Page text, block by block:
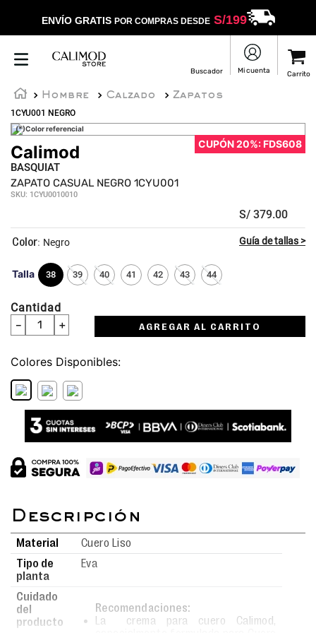
ENVÍO GRATIS POR COMPRAS DESDES/199
Hombre Calzado
Zapatos
1CYU001 NEGRO
(*)Color referencial
CUPÓN 20%: FDS608
Calimod
BASQUIAT
ZAPATO CASUAL NEGRO 1CYU001
SKU: 1CYU0010010
S/ 379.00
Talla 38 39 40 41 42 43 44
: Negro
Cantidad
＋
－ AGREGAR AL CARRITO
Colores
Material
Cuero Liso
Tipo de
planta
Eva
Cuidado
del
producto
Recomendaciones:
La crema para cuero Calimod,